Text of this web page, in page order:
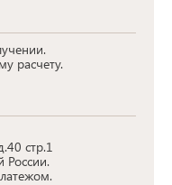
расчету.
стр.1
России.